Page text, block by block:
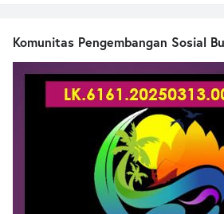
Komunitas Pengembangan Sosial